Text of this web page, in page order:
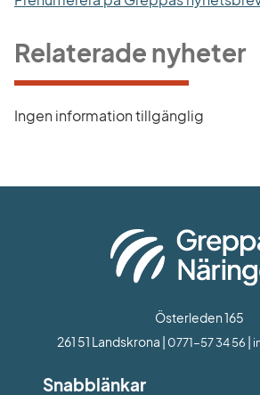
Relaterade nyheter
Ingen information tillgänglig
Österleden 165
261 51 Landskrona | 0771-57 34 56 |
Snabblänkar